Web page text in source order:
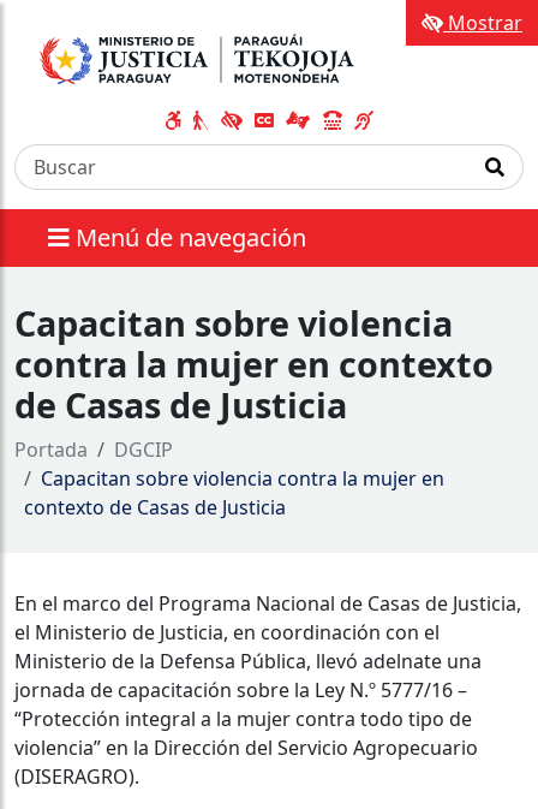
Menú de navegación
Mostrar
Capacitan sobre violencia
contra la mujer en contexto
de Casas de Justicia
Portada
DGCIP
Capacitan sobre violencia contra la mujer en
contexto de Casas de Justicia
En el marco del Programa Nacional de Casas de Justicia,
el Ministerio de Justicia, en coordinación con el
Ministerio de la Defensa Pública, llevó adelnate una
jornada de capacitación sobre la Ley N.º 5777/16 –
“Protección integral a la mujer contra todo tipo de
violencia” en la Dirección del Servicio Agropecuario
(DISERAGRO).